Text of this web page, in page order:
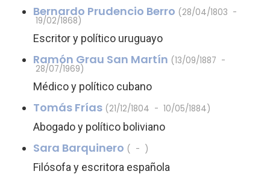
Bernardo Prudencio Berro (28/04/1803 -
19/02/1868)
Escritor y político uruguayo
Ramón Grau San Martín (13/09/1887 -
28/07/1969)
Médico y político cubano
Tomás Frías (21/12/1804 - 10/05/1884)
Abogado y político boliviano
Sara Barquinero ( - )
Filósofa y escritora española